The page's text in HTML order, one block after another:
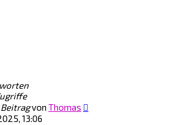
von Thomas
13:06